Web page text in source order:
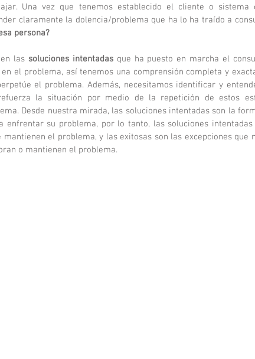
Una vez que tenemos establecido el cliente o sistema
claramente la dolencia/problema que ha lo ha traído a
persona?
las soluciones intentadas que ha puesto en marcha el
el problema, así tenemos una comprensión completa y
el problema. Además, necesitamos identificar y
la situación por medio de la repetición de estos
Desde nuestra mirada, las soluciones intentadas son la
enfrentar su problema, por lo tanto, las soluciones intentadas
mantienen el problema, y las exitosas son las excepciones que
o mantienen el problema.